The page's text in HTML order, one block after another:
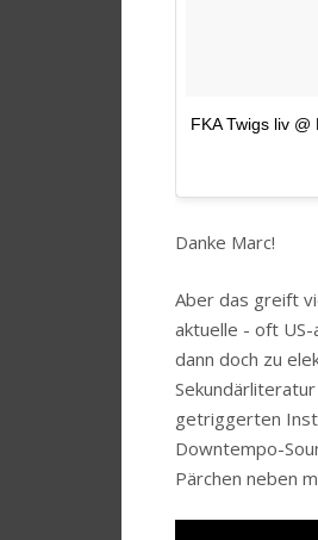
FKA Twigs liv
Danke Marc!
Aber das greift
aktuelle - oft US-
dann doch zu
getriggerten
Downtempo-
Pärchen neben